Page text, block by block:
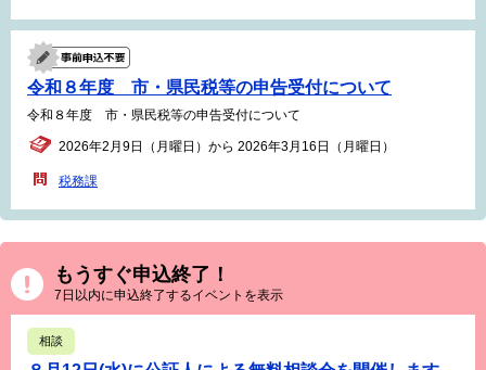
令和８年度 市・県民税等の申告受付について
令和８年度 市・県民税等の申告受付について
2026年2月9日（月曜日）から 2026年3月16日（月曜日）
税務課
もうすぐ申込終了！
7日以内に申込終了するイベントを表示
相談